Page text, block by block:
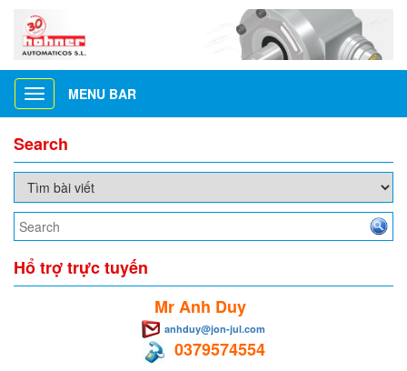
Toggle
navigation
MENU BAR
Search
Hổ trợ trực tuyến
Mr Anh Duy
anhduy@jon-jul.com
0379574554